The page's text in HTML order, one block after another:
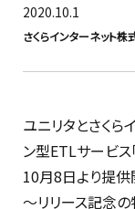
2020.10.1
さくらインターネット株
ユニリタとさくら
ン型ETLサービス
10月8日より提
〜リリース記念